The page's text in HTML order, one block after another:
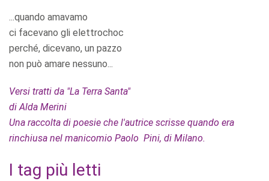
...quando amavamo
ci facevano gli elettrochoc
perché, dicevano, un pazzo
non può amare nessuno...
Versi tratti da "La Terra Santa"
di Alda Merini
Una raccolta di poesie che l'autrice scrisse quando era
rinchiusa nel manicomio Paolo Pini, di Milano.
I tag più letti